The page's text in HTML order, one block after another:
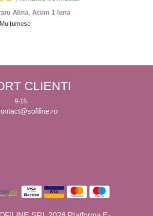
Alina, Acum 1 luna
CLIENTI
9-16